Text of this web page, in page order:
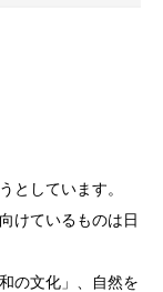
としています。
けているものは日
の文化」、自然を